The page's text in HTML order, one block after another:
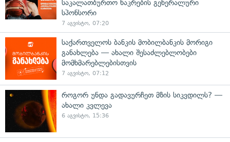
საკალათბურთო ნაკრების გენერალური
სპონსორი
7 აგვისტო, 07:20
საქართველოს ბანკის მობილბანკის მორიგი
განახლება — ახალი შესაძლებლობები
მომხმარებლებისთვის
7 აგვისტო, 07:12
როგორ უნდა გადავურჩეთ მზის სიკვდილს? —
ახალი კვლევა
6 აგვისტო, 15:36